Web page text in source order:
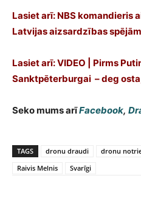
Lasiet arī: NBS komandieris
Latvijas aizsardzības spējām
Lasiet arī: VIDEO | Pirms
Sanktpēterburgai – deg
Seko mums arīFacebook,
TAGS dronu draudi dronu
Raivis Melnis
Svarīgi